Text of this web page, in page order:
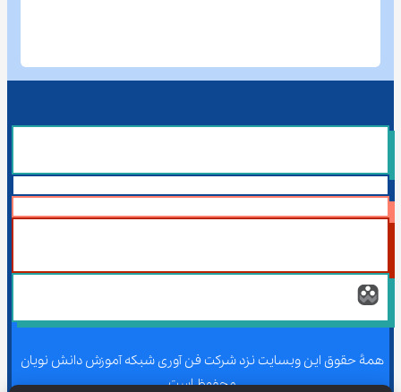
همۀ حقوق این وبسایت نزد شرکت فن آوری شبکه آموزش دانش نویان
محفوظ است.